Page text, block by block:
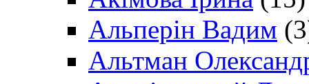
Альперін Вадим
Альтман